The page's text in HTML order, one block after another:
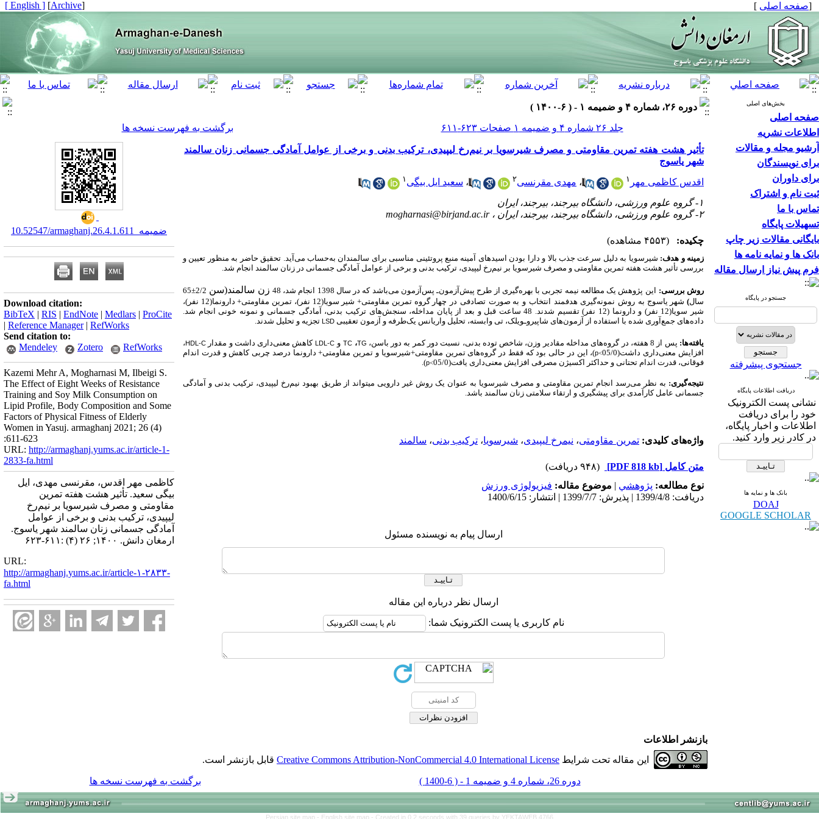
[صفحه اصلی ]
[
Archive
]
[ English ]
بخش‌های اصلی
صفحه اصلی
اطلاعات نشریه
آرشیو مجله و مقالات
برای نویسندگان
برای داوران
ثبت نام و اشتراک
تماس با ما
تسهیلات پایگاه
بایگانی مقالات زیر چاپ
بانک ها و نمایه نامه ها
فرم پیش نیاز ارسال مقاله
جستجو در پایگاه
جستجوی پیشرفته
دریافت اطلاعات پایگاه
نشانی پست الکترونیک
خود را برای دریافت
اطلاعات و اخبار پایگاه،
در کادر زیر وارد کنید.
بانک ها و نمایه ها
DOAJ
GOOGLE SCHOLAR
دوره ۲۶، شماره ۴ و ضمیمه ۱ - ( ۶-۱۴۰۰ )
جلد ۲۶ شماره ۴ و ضمیمه ۱ صفحات ۶۲۳-۶۱۱
برگشت به فهرست نسخه ها
تأثیر هشت هفته تمرین مقاومتی و مصرف شیرسویا بر نیم‌رخ لیپیدی، ترکیب بدنی و برخی از عوامل آمادگی جسمانی زنان سالمند
شهر یاسوج
اقدس کاظمی مهر ۱ ، مهدی مقرنسی۲ ، سعید ایل بیگی ۱
۱- گروه علوم ورزشی، دانشگاه بیرجند، بیرجند، ایران
۲- گروه علوم ورزشی، دانشگاه بیرجند، بیرجند، ایران ،
mogharnasi@birjand.ac.ir
چکیده: (۴۵۵۳ مشاهده)
زمینه و هدف: شیرسویا به دلیل سرعت جذب بالا و دارا بودن اسیدهای آمینه منبع پروتئینی مناسبی برای سالمندان به‌حساب می‌آید. تحقیق حاضر به ‌منظور تعیین و
بررسی تأثیر هشت هفته تمرین مقاومتی و مصرف شیرسویا بر نیم‌رخ لیپیدی، ترکیب بدنی و برخی از عوامل آمادگی جسمانی در زنان سالمند انجام شد.
روش بررسی: این پژوهش یک مطالعه نیمه تجربی با بهره‌گیری از طرح پیش‌آزمون‌ـ پس‌آزمون می‌باشدکه در سال 1398 انجام شد، 48 زن سالمند(سن 2/2
±
65
سال)شهر یاسوج به روش نمونه‌گیری هدفمند انتخاب و به صورت تصادفی در
چهار گروه تمرین مقاومتی+ شیر سویا(12 نفر)، تمرین مقاومتی+ دارونما(12 نفر)،
شیر سویا(12 نفر) و دارونما (12 نفر) تقسیم شدند.
48 ساعت قبل و بعد از پایان مداخله، سنجش‌های ترکیب بدنی، آمادگی جسمانی و نمونه خونی انجام شد.
داده‌های جمع‌آوری شده با استفاده از آزمون‌های شاپیروـویلک، تی وابسته، تحلیل واریانس یک‌طرفه و آزمون تعقیبی LSD تجزیه و تحلیل شدند.
یافته‌ها: پس از 8 هفته، در گروه‌های مداخله مقادیر وزن، شاخص توده بدنی، نسبت دور کمر به دور باسن، TG، TC و LDL-C کاهش معنی‌داری داشت و مقدار HDL-C،
افزایش معنی‌داری داشت(05/0
>
p)، این در حالی بود که فقط در گروه‌های تمرین مقاومتی+شیرسویا و تمرین مقاومتی+ دارونما درصد چربی کاهش و قدرت اندام
فوقانی، قدرت اندام تحتانی و حداکثر اکسیژن مصرفی افزایش معنی‌داری یافت(05/0
>
p
).
نتیجه‌گیری: به نظر می‌رسد انجام تمرین مقاومتی و مصرف شیرسویا به عنوان یک روش غیر دارویی می­تواند از طریق بهبود نیمرخ لیپیدی، ترکیب بدنی و آمادگی
جسمانی عامل کارآمدی برای پیشگیری و ارتقاء سلامتی زنان سالمند باشد.
واژه‌های کلیدی: تمرین مقاومتی، نیم­رخ لیپیدی، شیرسویا، ترکیب بدنی، سالمند
متن کامل [PDF 818 kb]
(۹۴۸ دریافت)
نوع مطالعه: پژوهشي | موضوع مقاله: فیزیولوژی ورزش
دریافت: 1399/4/8 | پذیرش: 1399/7/7 | انتشار: 1400/6/15
ارسال پیام به نویسنده مسئول
ارسال نظر درباره این مقاله
نام کاربری یا پست الکترونیک شما:
10.52547/armaghanj.26.4.ضمیمه_1.611
Download citation:
BibTeX | RIS | EndNote | Medlars | ProCite
| Reference Manager| RefWorks
Send citation to:
Mendeley
Zotero RefWorks
Kazemi Mehr A, Mogharnasi M, Ilbeigi S.
The Effect of Eight Weeks of Resistance
Training and Soy Milk Consumption on
Lipid Profile, Body Composition and Some
Factors of Physical Fitness of Elderly
Women in Yasuj. armaghanj 2021; 26 (4)
:611-623
URL: http://armaghanj.yums.ac.ir/article-1-
2833-fa.html
کاظمی مهر اقدس، مقرنسی مهدی، ایل
بیگی سعید. تأثیر هشت هفته تمرین
مقاومتی و مصرف شیرسویا بر نیم‌رخ
لیپیدی، ترکیب بدنی و برخی از عوامل
آمادگی جسمانی زنان سالمند شهر یاسوج.
ارمغان دانش. ۱۴۰۰; ۲۶ (۴) :۶۱۱-۶۲۳
URL:
http://armaghanj.yums.ac.ir/article-۱-۲۸۳۳-
fa.html
بازنشر اطلاعات
این مقاله تحت شرایط Creative Commons Attribution-NonCommercial 4.0 International License قابل بازنشر است.
دوره 26، شماره 4 و ضمیمه 1 - ( 6-1400 ) برگشت به فهرست نسخه ها
Persian site map - English site map - Created in 0.2 seconds with 39 queries by YEKTAWEB 4766